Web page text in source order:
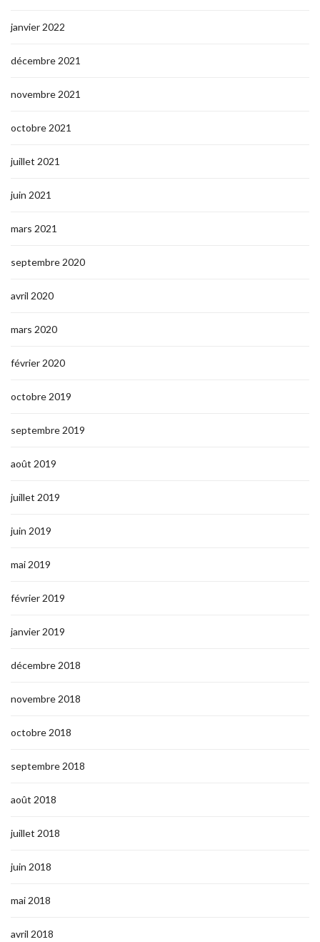
janvier 2022
décembre 2021
novembre 2021
octobre 2021
juillet 2021
juin 2021
mars 2021
septembre 2020
avril 2020
mars 2020
février 2020
octobre 2019
septembre 2019
août 2019
juillet 2019
juin 2019
mai 2019
février 2019
janvier 2019
décembre 2018
novembre 2018
octobre 2018
septembre 2018
août 2018
juillet 2018
juin 2018
mai 2018
avril 2018